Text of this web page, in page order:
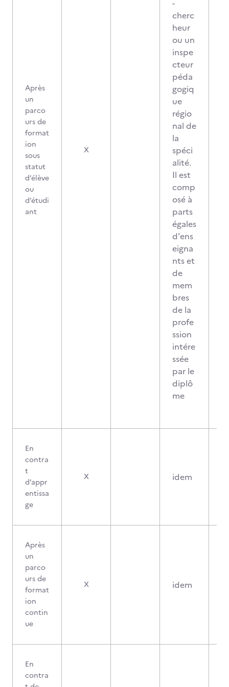
Après
un
parco
urs de
format
ion
sous
statut
d’élève
ou
d’étudi
ant
X
-
cherc
heur
ou un
inspe
cteur
péda
gogiq
ue
régio
nal de
la
spéci
alité.
Il est
comp
osé à
parts
égales
d'ens
eigna
nts et
de
mem
bres
de la
profe
ssion
intére
ssée
par le
diplô
me
En
contra
t
d’appr
entissa
ge
X idem
Après
un
parco
urs de
format
ion
contin
ue
X idem
En
contra